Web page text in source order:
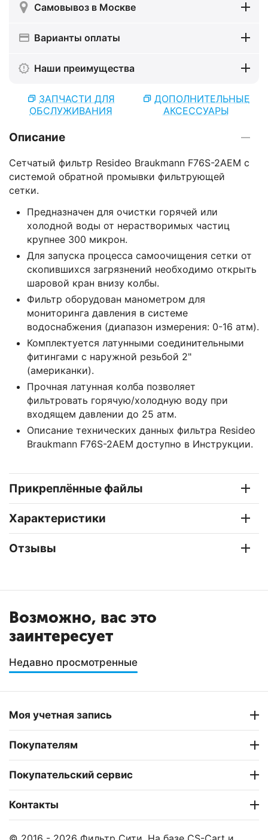
Самовывоз в Москве
Варианты оплаты
Наши преимущества
ЗАПЧАСТИ ДЛЯ
ОБСЛУЖИВАНИЯ
ДОПОЛНИТЕЛЬНЫЕ
АКСЕССУАРЫ
Описание
Сетчатый фильтр Resideo Braukmann F76S-2AEM с
системой обратной промывки фильтрующей
сетки.
Предназначен для очистки горячей или
холодной воды от нерастворимых частиц
крупнее 300 микрон.
Для запуска процесса самоочищения сетки от
скопившихся загрязнений необходимо открыть
шаровой кран внизу колбы.
Фильтр оборудован манометром для
мониторинга давления в системе
водоснабжения (диапазон измерения: 0-16 атм).
Комплектуется латунными соединительными
фитингами с наружной резьбой 2"
(американки).
Прочная латунная колба позволяет
фильтровать горячую/холодную воду при
входящем давлении до 25 атм.
Описание технических данных фильтра Resideo
Braukmann F76S-2AEM доступно в Инструкции.
Прикреплённые файлы
Характеристики
Отзывы
Возможно, вас это
заинтересует
Недавно просмотренные
Моя учетная запись
Покупателям
Покупательский сервис
Контакты